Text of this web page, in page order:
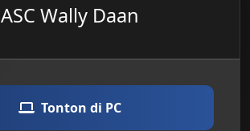
ASC Wally Daan
Tonton di PC